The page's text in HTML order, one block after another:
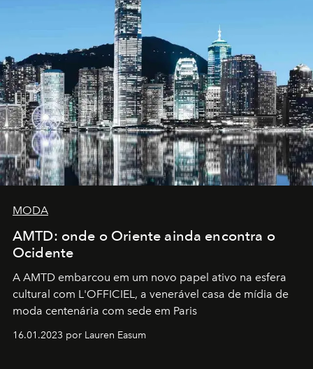
MODA
AMTD: onde o Oriente ainda encontra o
Ocidente
A AMTD embarcou em um novo papel ativo na esfera
cultural com L'OFFICIEL, a venerável casa de mídia de
moda centenária com sede em Paris
16.01.2023 por Lauren Easum